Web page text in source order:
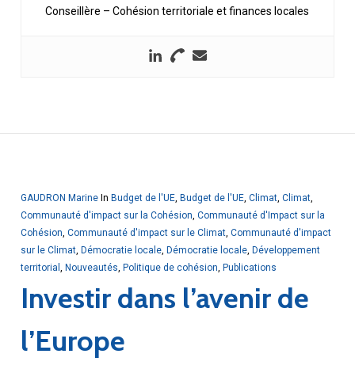
Conseillère – Cohésion territoriale et finances locales
GAUDRON Marine In Budget de l'UE, Budget de l'UE, Climat, Climat,
Communauté d'impact sur la Cohésion Communauté d'Impact sur la
Cohésion Communauté d'impact sur le Climat, Communauté d'impact
sur le Climat, Démocratie locale, Démocratie locale, Développement
territorial
Nouveautés Politique de cohésion Publications
Investir dans l’avenir de
l’Europe